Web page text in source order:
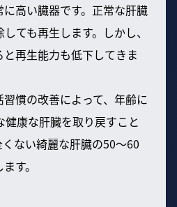
高い臓器です。正常な肝臓
ても再生します。しかし、
再生能力も低下してきま
慣の改善によって、年齢に
康な肝臓を取り戻すこと
ない綺麗な肝臓の50〜60
す。